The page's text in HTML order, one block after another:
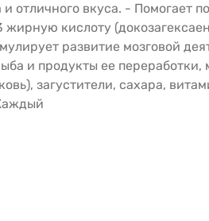
отличного вкуса. - Помогает
кислоту
развитие мозговой
и продукты ее переработки,
загустители, сахара,